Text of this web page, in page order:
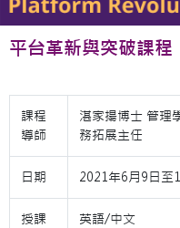
平台革新與突破課程
課程
導師
湛家揚博士 管理
務拓展主任
日期 2021年6月9日至
授課
英語/中文